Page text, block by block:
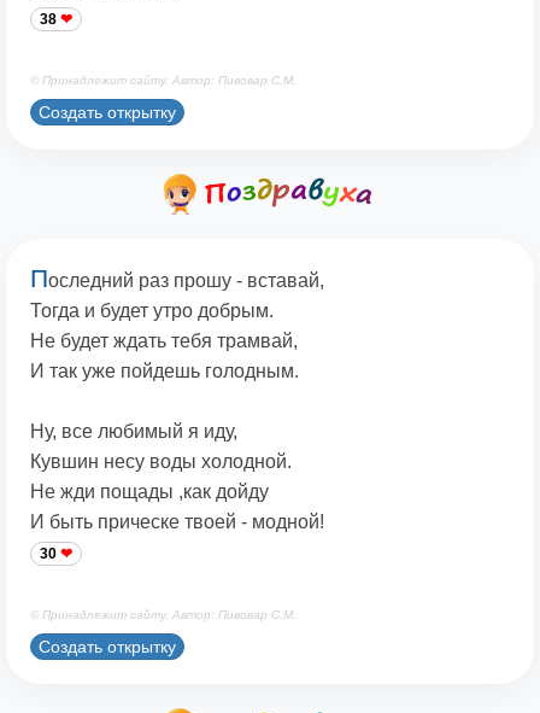
38
© Принадлежит сайту. Автор: Пивовар С.М.
Создать открытку
Последний раз прошу - вставай,
Тогда и будет утро добрым.
Не будет ждать тебя трамвай,
И так уже пойдешь голодным.
Ну, все любимый я иду,
Кувшин несу воды холодной.
Не жди пощады ,как дойду
И быть прическе твоей - модной!
30
© Принадлежит сайту. Автор: Пивовар С.М.
Создать открытку